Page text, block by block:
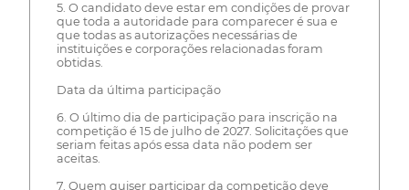
5. O candidato deve estar em condições de provar
que toda a autoridade para comparecer é sua e
que todas as autorizações necessárias de
instituições e corporações relacionadas foram
obtidas.
Data da última participação
6. O último dia de participação para inscrição na
competição é 15 de julho de 2027. Solicitações que
seriam feitas após essa data não podem ser
aceitas.
7. Quem quiser participar da competição deve